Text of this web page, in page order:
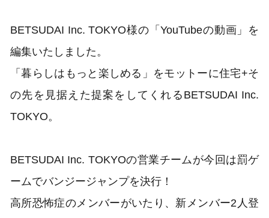
BETSUDAI Inc. TOKYO様の「YouTubeの動画」を
編集いたしました。
「暮らしはもっと楽しめる」をモットーに住宅+そ
の先を見据えた提案をしてくれるBETSUDAI Inc.
TOKYO。
BETSUDAI Inc. TOKYOの営業チームが今回は罰ゲ
ームでバンジージャンプを決行！
高所恐怖症のメンバーがいたり、新メンバー2人登